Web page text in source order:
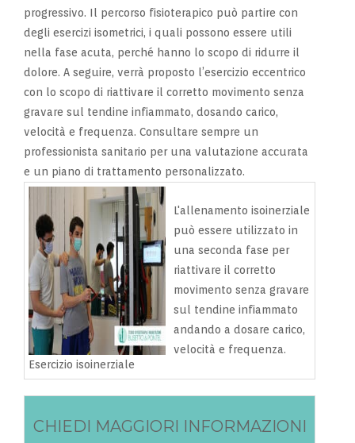
progressivo. Il percorso fisioterapico può partire con
degli esercizi isometrici, i quali possono essere utili
nella fase acuta, perché hanno lo scopo di ridurre il
dolore. A seguire, verrà proposto l’esercizio eccentrico
con lo scopo di riattivare il corretto movimento senza
gravare sul tendine infiammato, dosando carico,
velocità e frequenza. Consultare sempre un
professionista sanitario per una valutazione accurata
e un piano di trattamento personalizzato.
Esercizio isoinerziale
L'allenamento isoinerziale
può essere utilizzato in
una seconda fase per
riattivare il corretto
movimento senza gravare
sul tendine infiammato
andando a dosare carico,
velocità e frequenza.
CHIEDI MAGGIORI INFORMAZIONI